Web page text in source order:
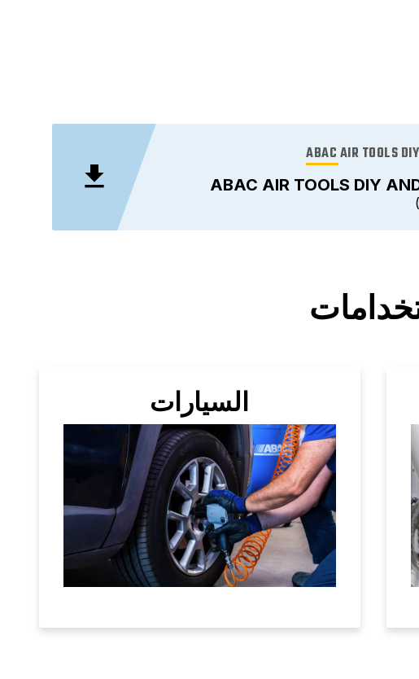
ABAC AIR TOOLS DIY
ABAC AIR TOOLS
السيارات